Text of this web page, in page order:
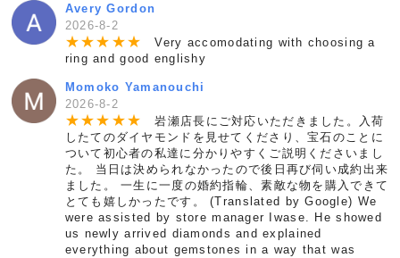
Avery Gordon
2026-8-2
★★★ ★★
Very accomodating with choosing a
ring and good englishy
Momoko Yamanouchi
2026-8-2
★★★ ★★
岩瀬店長にご対応いただきました。入荷
したてのダイヤモンドを見せてくださり、宝石のことに
ついて初心者の私達に分かりやすくご説明くださいまし
た。 当日は決められなかったので後日再び伺い成約出来
ました。 一生に一度の婚約指輪、素敵な物を購入できて
とても嬉しかったです。 (Translated by Google) We
were assisted by store manager Iwase. He showed
us newly arrived diamonds and explained
everything about gemstones in a way that was